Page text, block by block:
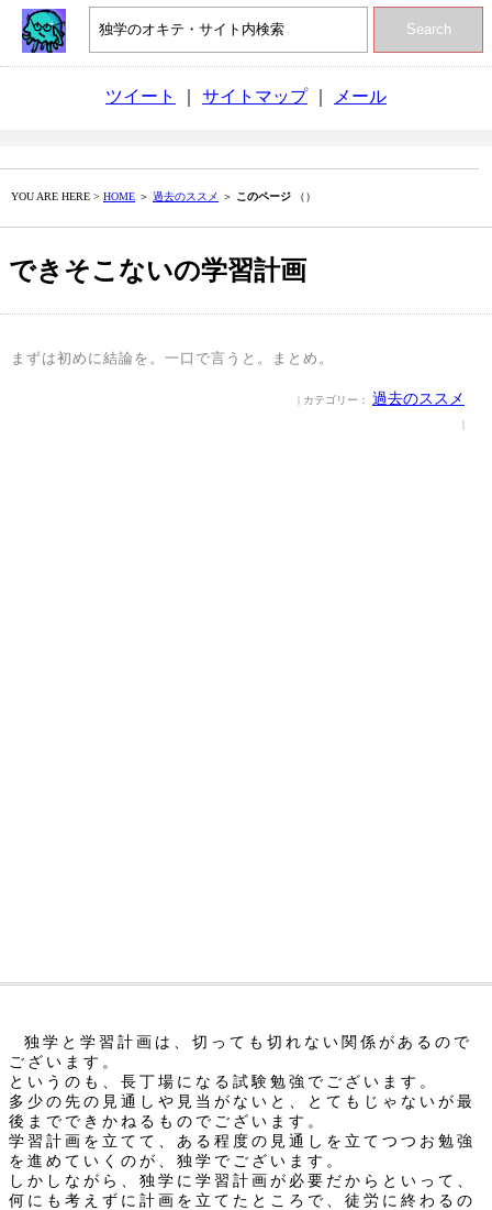
Search
ツイート サイトマップ｜ メール
YOU ARE HERE > HOME ＞ 過去のススメ ＞ このページ （）
できそこないの学習計画
まずは初めに結論を。一口で言うと。まとめ。
| カテゴリー： 過去のススメ
|
独学と学習計画は、切っても切れない関係があるので
ございます。
というのも、長丁場になる試験勉強でございます。
多少の先の見通しや見当がないと、とてもじゃないが最
後までできかねるものでございます。
学習計画を立てて、ある程度の見通しを立てつつお勉強
を進めていくのが、独学でございます。
しかしながら、独学に学習計画が必要だからといって、
何にも考えずに計画を立てたところで、徒労に終わるの